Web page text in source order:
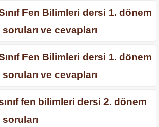
Fen Bilimleri dersi 1. dönem
soruları ve cevapları
Fen Bilimleri dersi 1. dönem
soruları ve cevapları
fen bilimleri dersi 2. dönem
soruları